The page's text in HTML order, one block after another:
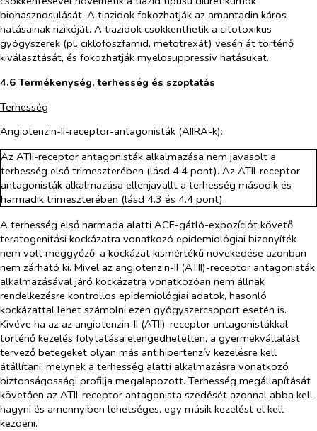
biohasznosulását. A tiazidok fokozhatják az amantadin káros
hatásainak rizikóját. A tiazidok csökkenthetik a citotoxikus
gyógyszerek (pl. ciklofoszfamid, metotrexát) vesén át történő
kiválasztását, és fokozhatják myelosuppressiv hatásukat.
4.6 Termékenység, terhesség és szoptatás
Terhesség
Angiotenzin-II-receptor-antagonisták (AIIRA-k):
Az ATII-receptor antagonisták alkalmazása nem javasolt a
terhesség első trimeszterében (lásd 4.4 pont). Az ATII-receptor
antagonisták alkalmazása ellenjavallt a terhesség második és
harmadik trimeszterében (lásd 4.3 és 4.4 pont).
A terhesség első harmada alatti ACE-gátló-expozíciót követő
teratogenitási kockázatra vonatkozó epidemiológiai bizonyíték
nem volt meggyőző, a kockázat kismértékű növekedése azonban
nem zárható ki. Mivel az angiotenzin-II (ATII)-receptor antagonisták
alkalmazásával járó kockázatra vonatkozóan nem állnak
rendelkezésre kontrollos epidemiológiai adatok, hasonló
kockázattal lehet számolni ezen gyógyszercsoport esetén is.
Kivéve ha az az angiotenzin-II (ATII)-receptor antagonistákkal
történő kezelés folytatása elengedhetetlen, a gyermekvállalást
tervező betegeket olyan más antihipertenzív kezelésre kell
átállítani, melynek a terhesség alatti alkalmazásra vonatkozó
biztonságossági profilja megalapozott. Terhesség megállapítását
követően az ATII-receptor antagonista szedését azonnal abba kell
hagyni és amennyiben lehetséges, egy másik kezelést el kell
kezdeni.